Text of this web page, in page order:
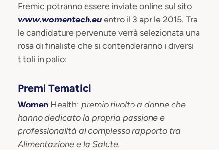
Premio potranno essere inviate online sul sito
www.womentech.euentro il 3 aprile 2015. Tra
le candidature pervenute verrà selezionata una
rosa di finaliste che si contenderanno i diversi
titoli in palio:
Premi Tematici
Women Health: premio rivolto a donne che
hanno dedicato la propria passione e
professionalità al complesso rapporto tra
Alimentazione e la Salute.